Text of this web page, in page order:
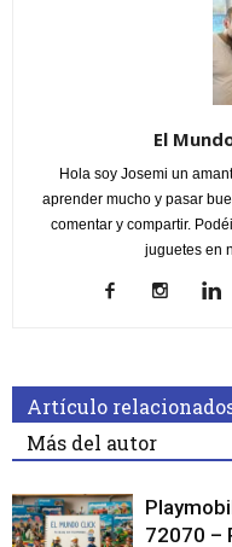
El
Hola soy Josemi un
aprender mucho y pasar
comentar y compartir.
juguetes en
Artículo
Más del autor
72070 –